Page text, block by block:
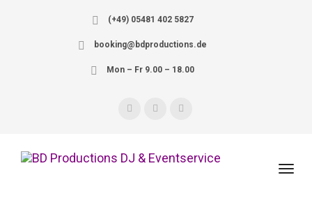
(+49) 05481 402 5827
booking@bdproductions.de
Mon – Fr 9.00 – 18.00